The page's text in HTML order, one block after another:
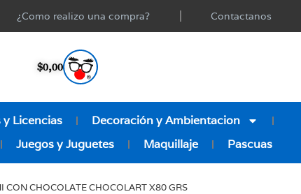
¿Como realizo una compra? Contactanos
$0,00
y Licencias
Decoración y Ambientacion
Juegos y Juguetes Maquillaje Pascuas
CHOCOLATE CHOCOLART X80 GRS